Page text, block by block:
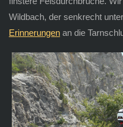
Wildbach, der senkrecht
Erinnerungenan die